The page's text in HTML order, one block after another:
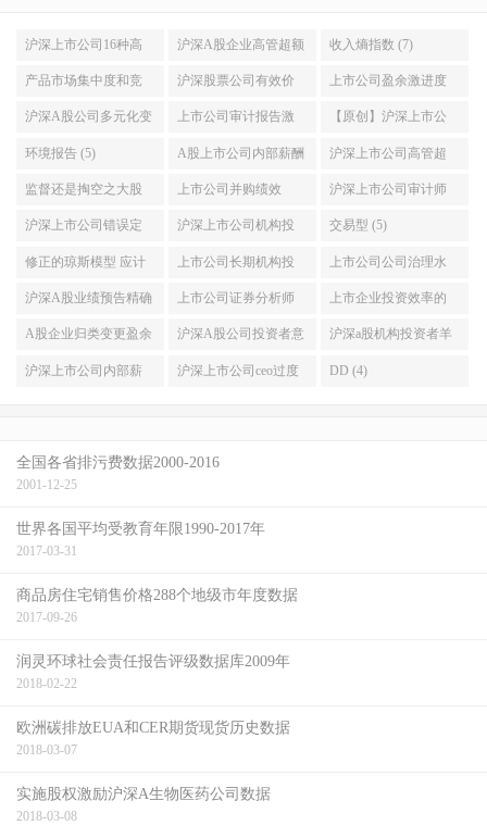
沪深上市公司16种高
污染重污染企业名单
及环境信息披露EDI指
沪深A股企业高管超额
薪酬与绝对薪酬数据
加Stata计算代码2007-
收入熵指数 (7)
产品市场集中度和竞
争力 Stata计算赫芬达
尔 赫希曼HHI指数和
沪深股票公司有效价
差和相对有效价差数
据和stata代码2003-
上市公司盈余激进度
(6)
沪深A股公司多元化变
量行业数目 (6)
上市公司审计报告激
进性 审计质量数据
stata代码结果2000-
【原创】沪深上市公
司是否披露CSR社会责
任报告 (5)
环境报告 (5) A股上市公司内部薪酬
差距 管理层平均薪酬
和员工平均薪酬数据
沪深上市公司高管超
额在职消费 高管非货
币性私有收益数据和
监督还是掏空之大股
东持股比列与股价崩
盘风险研究数据与stata
上市公司并购绩效
CAR (5)
沪深上市公司审计师
工作量压力计算Stata代
码与数据结果2000-
沪深上市公司错误定
价 资本市场定价效率
数据stata代码2001-
沪深上市公司机构投
资者异质性研究数据
和stata代码2000-2021
交易型 (5)
修正的琼斯模型 应计
盈余管理stata代码和数
据计算结果2000-2021
上市公司长期机构投
资者与短期机构投资
者持股数据stata代码
上市公司公司治理水
平主成分析法stata代码
计算与数据结果2003-
沪深A股业绩预告精确
性准确性研究分析数
据和stata代码2006-
上市公司证券分析师
盈余预测误差分歧度
数据stata计算代码结果
上市企业投资效率的
Chen模型与Biddle模型
A股企业归类变更盈余
管理预期核心收益模
沪深A股公司投资者意
见分歧与股价效应数
沪深a股机构投资者羊
群行为LSV模型实证数
沪深上市公司内部薪
探索2008-2019 (4)
沪深上市公司ceo过度
2019 (4)
DD (4)
全国各省排污费数据2000-2016
2001-12-25
世界各国平均受教育年限1990-2017年
2017-03-31
商品房住宅销售价格288个地级市年度数据
2017-09-26
润灵环球社会责任报告评级数据库2009年
2018-02-22
欧洲碳排放EUA和CER期货现货历史数据
2018-03-07
实施股权激励沪深A生物医药公司数据
2018-03-08